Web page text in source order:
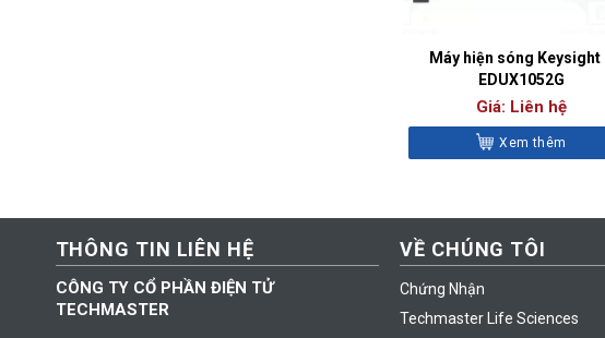
Máy hiện sóng Keysight
EDUX1052G
Giá: Liên hệ
Xem thêm
THÔNG TIN LIÊN HỆ
CÔNG TY CỔ PHẦN ĐIỆN TỬ
TECHMASTER
VỀ CHÚNG TÔI
Chứng Nhận
Techmaster Life Sciences